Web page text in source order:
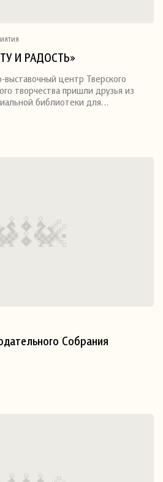
И РАДОСТЬ»
выставочный центр Тверского
творчества пришли друзья из
библиотеки для…
Собрания